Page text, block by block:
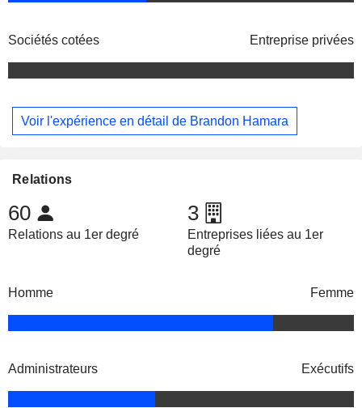
Sociétés cotées Entreprise privées
Voir l'expérience en détail de Brandon Hamara
Relations
60
Relations au 1er degré
3
Entreprises liées au 1er
degré
Homme Femme
Administrateurs Exécutifs